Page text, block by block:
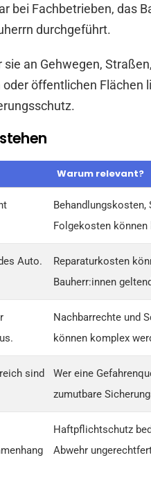
bei Fachbetrieben, das
durchgeführt.
an Gehwegen, Straßen,
öffentlichen Flächen
Warum relevant?
Behandlungskosten,
Folgekosten können
Auto.
Reparaturkosten
Bauherr:innen
Nachbarrechte und
können komplex
sind
Wer eine
zumutbare
Haftpflichtschutz
Abwehr